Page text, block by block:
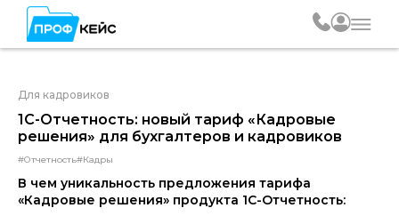
Для кадровиков
1С-Отчетность: новый тариф «Кадровые
решения» для бухгалтеров и кадровиков
#Отчетность#Кадры
В чем уникальность предложения тарифа
«Кадровые решения» продукта 1С-Отчетность: